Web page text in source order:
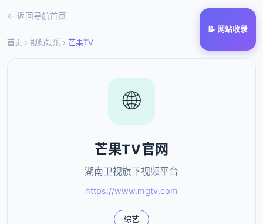
📝 网站收录
← 返回导航首页
首页 › 视频娱乐 › 芒果TV
🌐
芒果TV官网
湖南卫视旗下视频平台
https://www.mgtv.com
综艺